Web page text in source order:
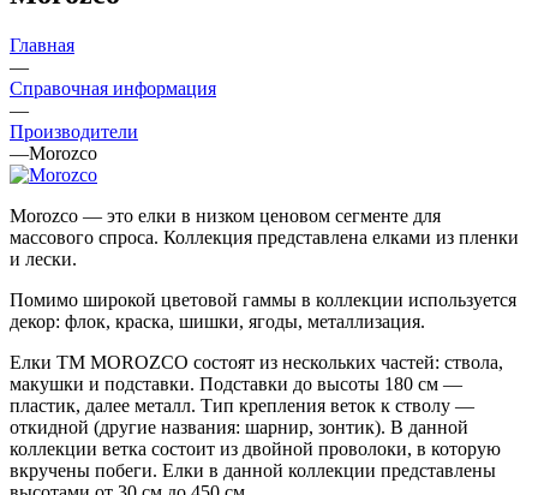
Главная
—
Справочная информация
—
Производители
—Morozco
Morozco — это елки в низком ценовом сегменте для
массового спроса. Коллекция представлена елками из пленки
и лески.
Помимо широкой цветовой гаммы в коллекции используется
декор: флок, краска, шишки, ягоды, металлизация.
Елки ТМ MOROZCO состоят из нескольких частей: ствола,
макушки и подставки. Подставки до высоты 180 см —
пластик, далее металл. Тип крепления веток к стволу —
откидной (другие названия: шарнир, зонтик). В данной
коллекции ветка состоит из двойной проволоки, в которую
вкручены побеги. Елки в данной коллекции представлены